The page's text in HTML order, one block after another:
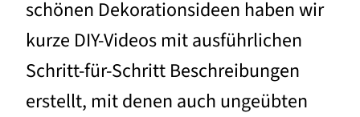
schönen Dekorationsideen haben wir
kurze DIY-Videos mit ausführlichen
Schritt-für-Schritt Beschreibungen
erstellt, mit denen auch ungeübten